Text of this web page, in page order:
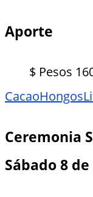
Aporte
$ Pesos
CacaoHongos
Ceremonia
Sábado 8